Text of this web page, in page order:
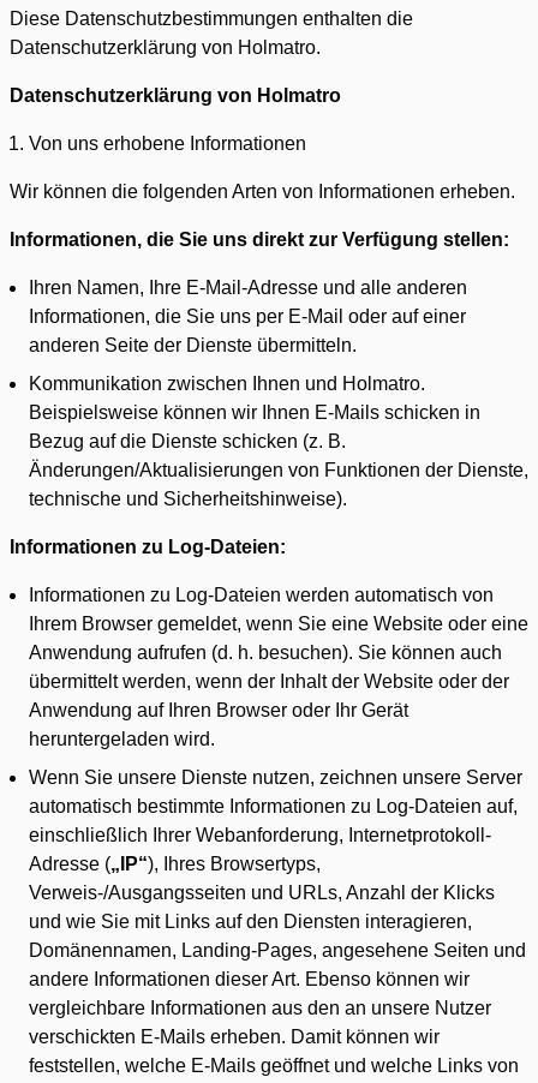
Diese Datenschutzbestimmungen enthalten die
Datenschutzerklärung von Holmatro.
Datenschutzerklärung von Holmatro
Von uns erhobene Informationen
Wir können die folgenden Arten von Informationen erheben.
Informationen, die Sie uns direkt zur Verfügung stellen:
Ihren Namen, Ihre E-Mail-Adresse und alle anderen
Informationen, die Sie uns per E-Mail oder auf einer
anderen Seite der Dienste übermitteln.
Kommunikation zwischen Ihnen und Holmatro.
Beispielsweise können wir Ihnen E-Mails schicken in
Bezug auf die Dienste schicken (z. B.
Änderungen/Aktualisierungen von Funktionen der Dienste,
technische und Sicherheitshinweise).
Informationen zu Log-Dateien:
Informationen zu Log-Dateien werden automatisch von
Ihrem Browser gemeldet, wenn Sie eine Website oder eine
Anwendung aufrufen (d. h. besuchen). Sie können auch
übermittelt werden, wenn der Inhalt der Website oder der
Anwendung auf Ihren Browser oder Ihr Gerät
heruntergeladen wird.
Wenn Sie unsere Dienste nutzen, zeichnen unsere Server
automatisch bestimmte Informationen zu Log-Dateien auf,
einschließlich Ihrer Webanforderung, Internetprotokoll-
Adresse („IP“), Ihres Browsertyps,
Verweis-/Ausgangsseiten und URLs, Anzahl der Klicks
und wie Sie mit Links auf den Diensten interagieren,
Domänennamen, Landing-Pages, angesehene Seiten und
andere Informationen dieser Art. Ebenso können wir
vergleichbare Informationen aus den an unsere Nutzer
verschickten E-Mails erheben. Damit können wir
feststellen, welche E-Mails geöffnet und welche Links von